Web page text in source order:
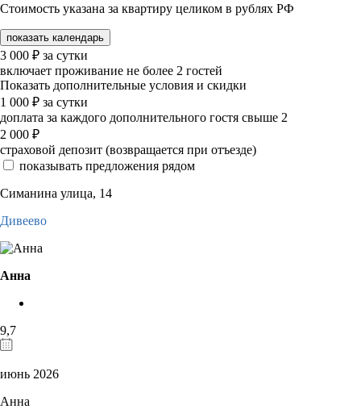
Стоимость указана за квартиру целиком в рублях РФ
показать календарь
3 000 ₽ за сутки
включает проживание не более 2 гостей
Показать дополнительные условия и скидки
1 000 ₽ за сутки
доплата за каждого дополнительного гостя свыше 2
2 000 ₽
страховой депозит (возвращается при отъезде)
показывать предложения рядом
Симанина улица, 14
Дивеево
Анна
9,7
июнь 2026
Анна